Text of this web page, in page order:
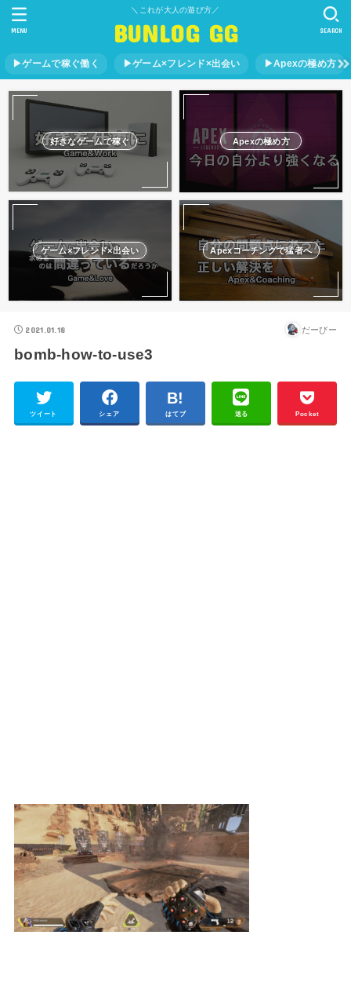
＼これが大人の遊び方／
BUNLOG GG
▶︎ゲームで稼ぐ働く ▶︎ゲーム×フレンド×出会い ▶︎Apexの極め方
SEARCH
MENU
好きなゲームで稼ぐ Apexの極め方
ゲーム×フレンド×出会い Apexコーチングで猛者へ
2021.01.18 だーびー
bomb-how-to-use3
ツイート シェア はてブ 送る Pocket